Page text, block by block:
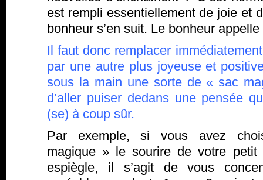
est rempli essentiellement de joie et
bonheur s’en suit. Le bonheur
Il faut donc remplacer
par une autre plus joyeuse et
sous la main une sorte de « sac
d’aller puiser dedans une pensée
(se) à coup sûr.
Par exemple, si vous avez
magique » le sourire de votre
espiègle, il s’agit de vous